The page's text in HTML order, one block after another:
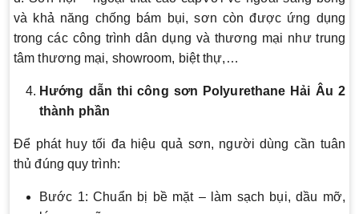
và khả năng chống bám bụi, sơn còn được ứng dụng
trong các công trình dân dụng và thương mại như trung
tâm thương mại, showroom, biệt thự,…
Hướng dẫn thi công sơn Polyurethane Hải Âu 2
thành phần
Để phát huy tối đa hiệu quả sơn, người dùng cần tuân
thủ đúng quy trình:
Bước 1: Chuẩn bị bề mặt – làm sạch bụi, dầu mỡ,